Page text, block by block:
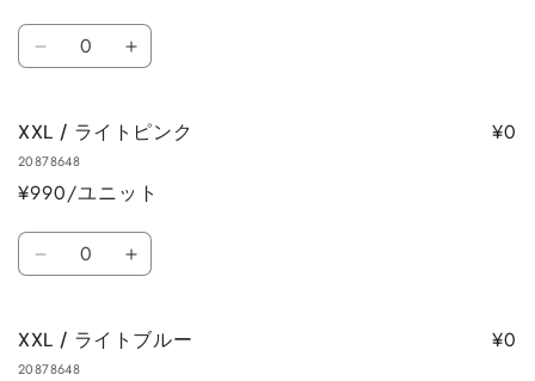
す
や
す
ブ
ル
の
数
量
ら
ブ
ル
の
量
増
や
数
量
モ
ー
ク
ラ
ッ
の
数
XXL
モ
ク
ラ
ッ
の
XXL / ライトピンク
20878648
¥990/ユニット
¥0
数
量
イ
ト
XXL
イ
XXL / ライトブルー
20878648
¥0